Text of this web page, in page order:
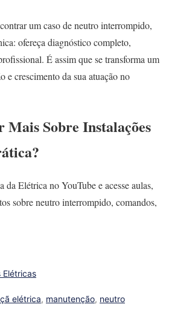
um caso de neutro interrompido,
ofereça diagnóstico completo,
É assim que se transforma um
e crescimento da sua atuação no
Sobre Instalações
da Elétrica no YouTube e acesse aulas,
sobre neutro interrompido, comandos,
Elétricas
elétrica, manutenção, neutro